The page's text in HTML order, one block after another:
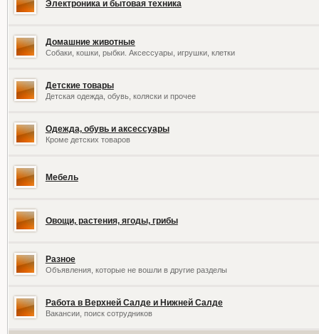
Электроника и бытовая техника
Домашние животные
Собаки, кошки, рыбки. Аксессуары, игрушки, клетки
Детские товары
Детская одежда, обувь, коляски и прочее
Одежда, обувь и аксессуары
Кроме детских товаров
Мебель
Овощи, растения, ягоды, грибы
Разное
Объявления, которые не вошли в другие разделы
Работа в Верхней Салде и Нижней Салде
Вакансии, поиск сотрудников